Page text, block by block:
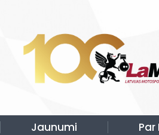
Jaunumi Par